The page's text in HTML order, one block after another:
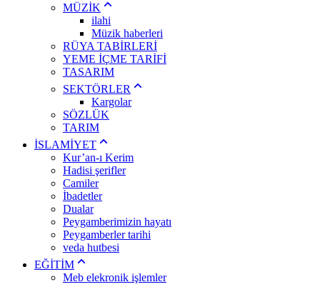
MÜZİK
ilahi
Müzik haberleri
RÜYA TABİRLERİ
YEME İÇME TARİFİ
TASARIM
SEKTÖRLER
Kargolar
SÖZLÜK
TARIM
İSLAMİYET
Kur’an-ı Kerim
Hadisi şerifler
Camiler
İbadetler
Dualar
Peygamberimizin hayatı
Peygamberler tarihi
veda hutbesi
EĞİTİM
Meb elekronik işlemler